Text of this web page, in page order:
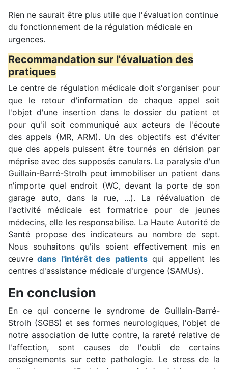
Rien ne saurait être plus utile que l'évaluation continue
du fonctionnement de la régulation médicale en
urgences.
Recommandation sur l'évaluation des
pratiques
Le centre de régulation médicale doit s'organiser pour
que le retour d'information de chaque appel soit
l'objet d'une insertion dans le dossier du patient et
pour qu'il soit communiqué aux acteurs de l'écoute
des appels (MR, ARM). Un des objectifs est d'éviter
que des appels puissent être tournés en dérision par
méprise avec des supposés canulars. La paralysie d'un
Guillain-Barré-Strolh peut immobiliser un patient dans
n'importe quel endroit (WC, devant la porte de son
garage auto, dans la rue, ...). La réévaluation de
l'activité médicale est formatrice pour de jeunes
médecins, elle les responsabilise. La Haute Autorité de
Santé propose des indicateurs au nombre de sept.
Nous souhaitons qu'ils soient effectivement mis en
œuvre dans l'intérêt des patientsqui appellent les
centres d'assistance médicale d'urgence (SAMUs).
En conclusion
En ce qui concerne le syndrome de Guillain-Barré-
Strolh (SGBS) et ses formes neurologiques, l'objet de
notre association de lutte contre, la rareté relative de
l'affection, sont causes de l'oubli de certains
enseignements sur cette pathologie. Le stress de la